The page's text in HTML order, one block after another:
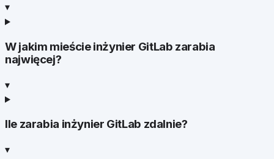
▾
W jakim mieście inżynier GitLab zarabia
najwięcej?
▾
Ile zarabia inżynier GitLab zdalnie?
▾